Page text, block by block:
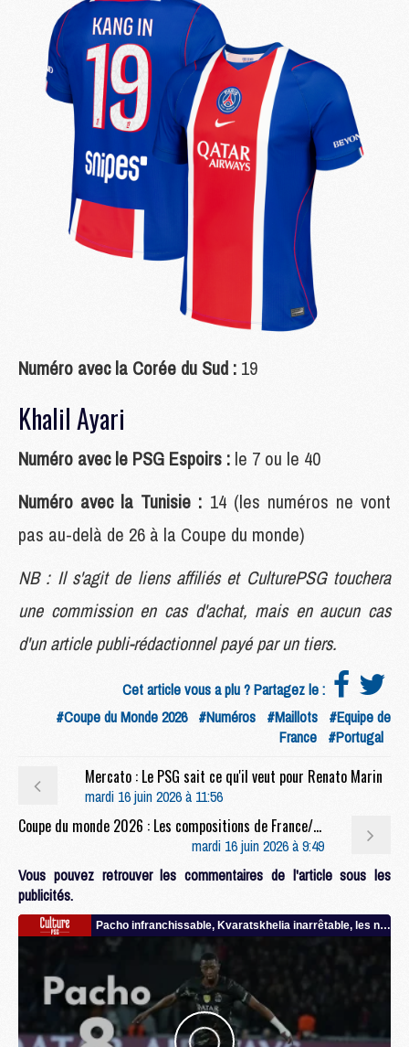
Numéro avec la Corée du Sud : 19
Khalil Ayari
Numéro avec le PSG Espoirs : le 7 ou le 40
Numéro avec la Tunisie : 14 (les numéros ne vont
pas au-delà de 26 à la Coupe du monde)
NB : Il s'agit de liens affiliés et CulturePSG touchera
une commission en cas d'achat, mais en aucun cas
d'un article publi-rédactionnel payé par un tiers.
Cet article vous a plu ? Partagez le :
#Coupe du Monde 2026 #Numéros #Maillots #Equipe de
France #Portugal
Mercato : Le PSG sait ce qu'il veut pour Renato Marin
mardi 16 juin 2026 à 11:56
Coupe du monde 2026 : Les compositions de France/Sénégal selon la presse avec 2 Parisiens
mardi 16 juin 2026 à 9:49
Vous pouvez retrouver les commentaires de l'article sous les
publicités.